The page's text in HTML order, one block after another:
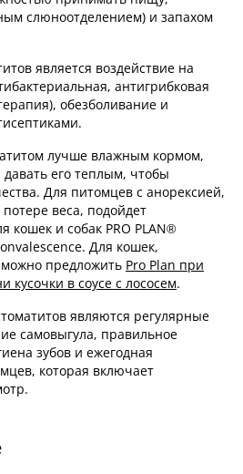
слюноотделением) и запахом
является воздействие на
антигрибковая
обезболивание и
лучше влажным кормом,
его теплым, чтобы
Для питомцев с анорексией,
веса, подойдет
кошек и собак PRO PLAN®
Для кошек,
предложить Pro Plan при
в соусе с лососем.
являются регулярные
самовыгула, правильное
зубов и ежегодная
которая включает